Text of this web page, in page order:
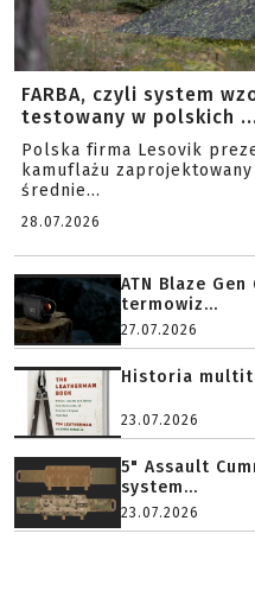
FARBA, czyli system
testowany w polskich
Polska firma Lesovik
kamuflażu
średnie...
28.07.2026
ATN Blaze
termowiz...
27.07.2026
Historia
23.07.2026
5" Assault
system...
23.07.2026